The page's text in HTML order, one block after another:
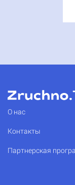
О нас
Контакты
Партнерская